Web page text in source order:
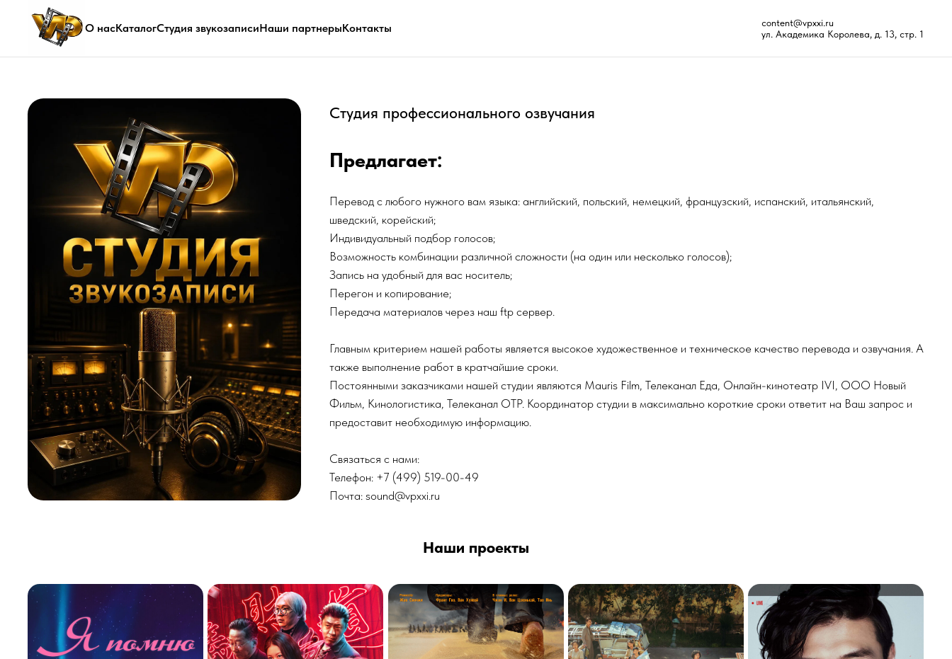
О насКаталогСтудия звукозаписиНаши партнерыКонтакты
content@vpxxi.ru
ул. Академика Королева, д. 13, стр. 1
шведский, корейский;
Индивидуальный подбор голосов;
Возможность комбинации различной сложности (на один или несколько голосов);
Запись на удобный для вас носитель;
Перегон и копирование;
Передача материалов через наш ftp сервер.
Главным критерием нашей работы является высокое художественное и техническое качество перевода и озвучания. А
также выполнение работ в кратчайшие сроки.
Постоянными заказчиками нашей студии являются Mauris Film, Телеканал Еда, Онлайн-кинотеатр IVI, ООО Новый
Фильм, Кинологистика, Телеканал ОТР. Координатор студии в максимально короткие сроки ответит на Ваш запрос и
предоставит необходимую информацию.
Связаться с нами:
Телефон: +7 (499) 519-00-49
Почта: sound@vpxxi.ru
Студия профессионального озвучания
Наши проекты